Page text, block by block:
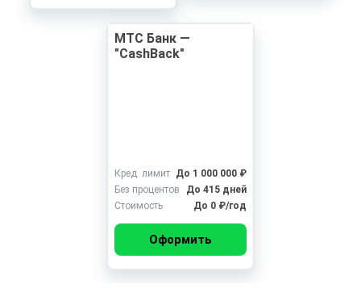
МТС Банк —
"CashBack"
Кред. лимит До 1 000 000 ₽
Без процентов
До 415 дней
Стоимость
До 0 ₽/год
Оформить